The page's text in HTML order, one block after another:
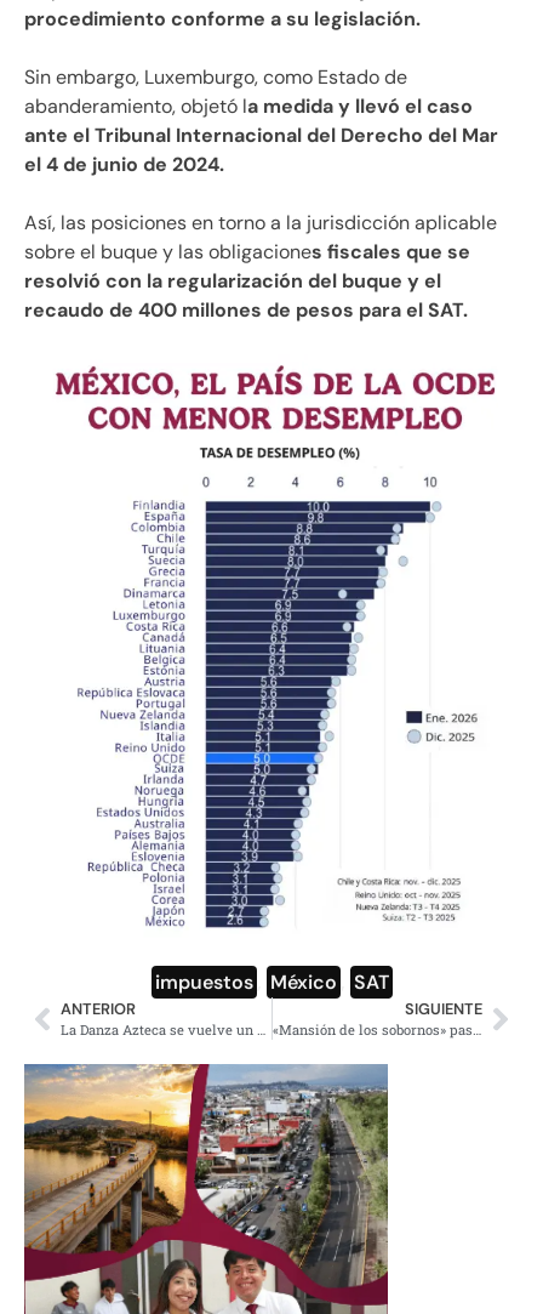
procedimiento conforme a su legislación.
Sin embargo, Luxemburgo, como Estado de
abanderamiento, objetó la medida y llevó el caso
ante el Tribunal Internacional del Derecho del Mar
el 4 de junio de 2024.
Así, las posiciones en torno a la jurisdicción aplicable
sobre el buque y las obligaciones fiscales que se
resolvió con la regularización del buque y el
recaudo de 400 millones de pesos para el SAT.
impuestos México SAT
ANTERIOR
La Danza Azteca se vuelve un símbolo de resistencia contra ICE
SIGUIENTE
«Mansión de los sobornos» pasa a propiedad de la federación